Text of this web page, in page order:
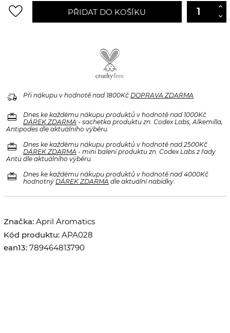
favorite_border PŘIDAT DO KOŠÍKU
delivery_truck_speed Při nákupu v hodnotě nad 1800Kč DOPRAVA ZDARMA.
redeem
Dnes ke každému nákupu produktů v hodnotě nad 1000Kč
DÁREK ZDARMA - sachetka produktu zn. Codex Labs, Alkemilla,
Antipodes dle aktuálního výběru.
redeem
Dnes ke každému nákupu produktů v hodnotě nad 2500Kč
DÁREK ZDARMA - mini balení produktu zn. Codex Labs z řady
Antü dle aktuálního výběru.
redeem
Dnes ke každému nákupu produktů v hodnotě nad 4000Kč
hodnotný DÁREK ZDARMA dle aktuální nabídky.
Značka: April Aromatics
Kód produktu: APA028
ean13: 789464813790